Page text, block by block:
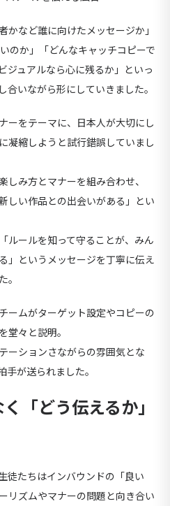
かなど誰に向けたメッセージか」
のか」「どんなキャッチコピーで
ジュアルなら心に残るか」といっ
いながら形にしていきました。
ーをテーマに、日本人が大切にし
凝縮しようと試行錯誤していまし
しみ方とマナーを組み合わせ、
しい作品との出会いがある」とい
ルールを知って守ることが、みん
」というメッセージを丁寧に伝え
。
ームがターゲット設定やコピーの
堂々と説明。
ーションさながらの雰囲気とな
手が送られました。
「どう伝えるか」
徒たちはインバウンドの「良い
リズムやマナーの問題と向き合い